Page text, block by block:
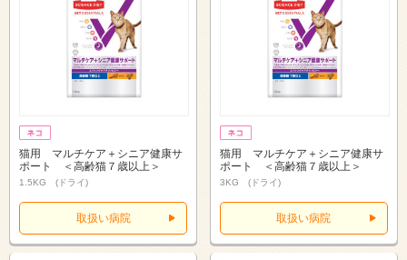
猫用 マルチケア＋シニア健康サ
ポート ＜高齢猫７歳以上＞
1.5KG (ドライ)
取扱い病院
猫用 マルチケア＋シニア健康サ
ポート ＜高齢猫７歳以上＞
3KG (ドライ)
取扱い病院